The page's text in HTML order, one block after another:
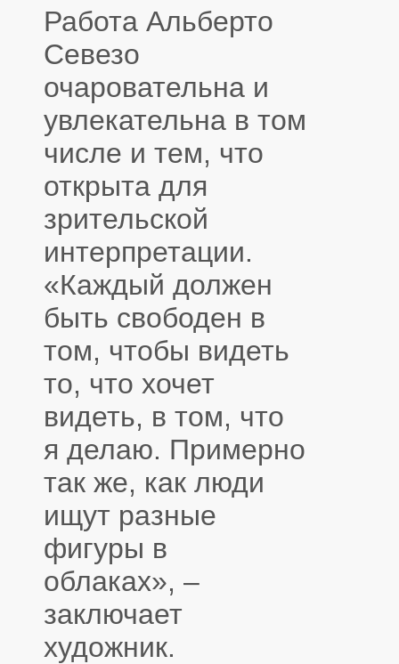
Работа Альберто
Севезо
очаровательна и
увлекательна в том
числе и тем, что
открыта для
зрительской
интерпретации.
«Каждый должен
быть свободен в
том, чтобы видеть
то, что хочет
видеть, в том, что
я делаю. Примерно
так же, как люди
ищут разные
фигуры в
облаках», –
заключает
художник.